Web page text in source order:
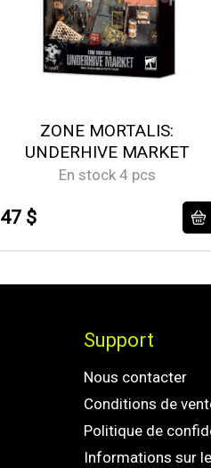
ZONE MORTALIS:
UNDERHIVE MARKET
En stock 4 pcs
47 $
Support
Nous contacter
Conditions de
Politique de
Informations sur